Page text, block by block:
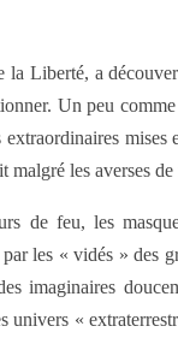
Liberté, a
Un peu
extraordinaires
malgré les averses
de feu, les
les « vidés » des
imaginaires
«